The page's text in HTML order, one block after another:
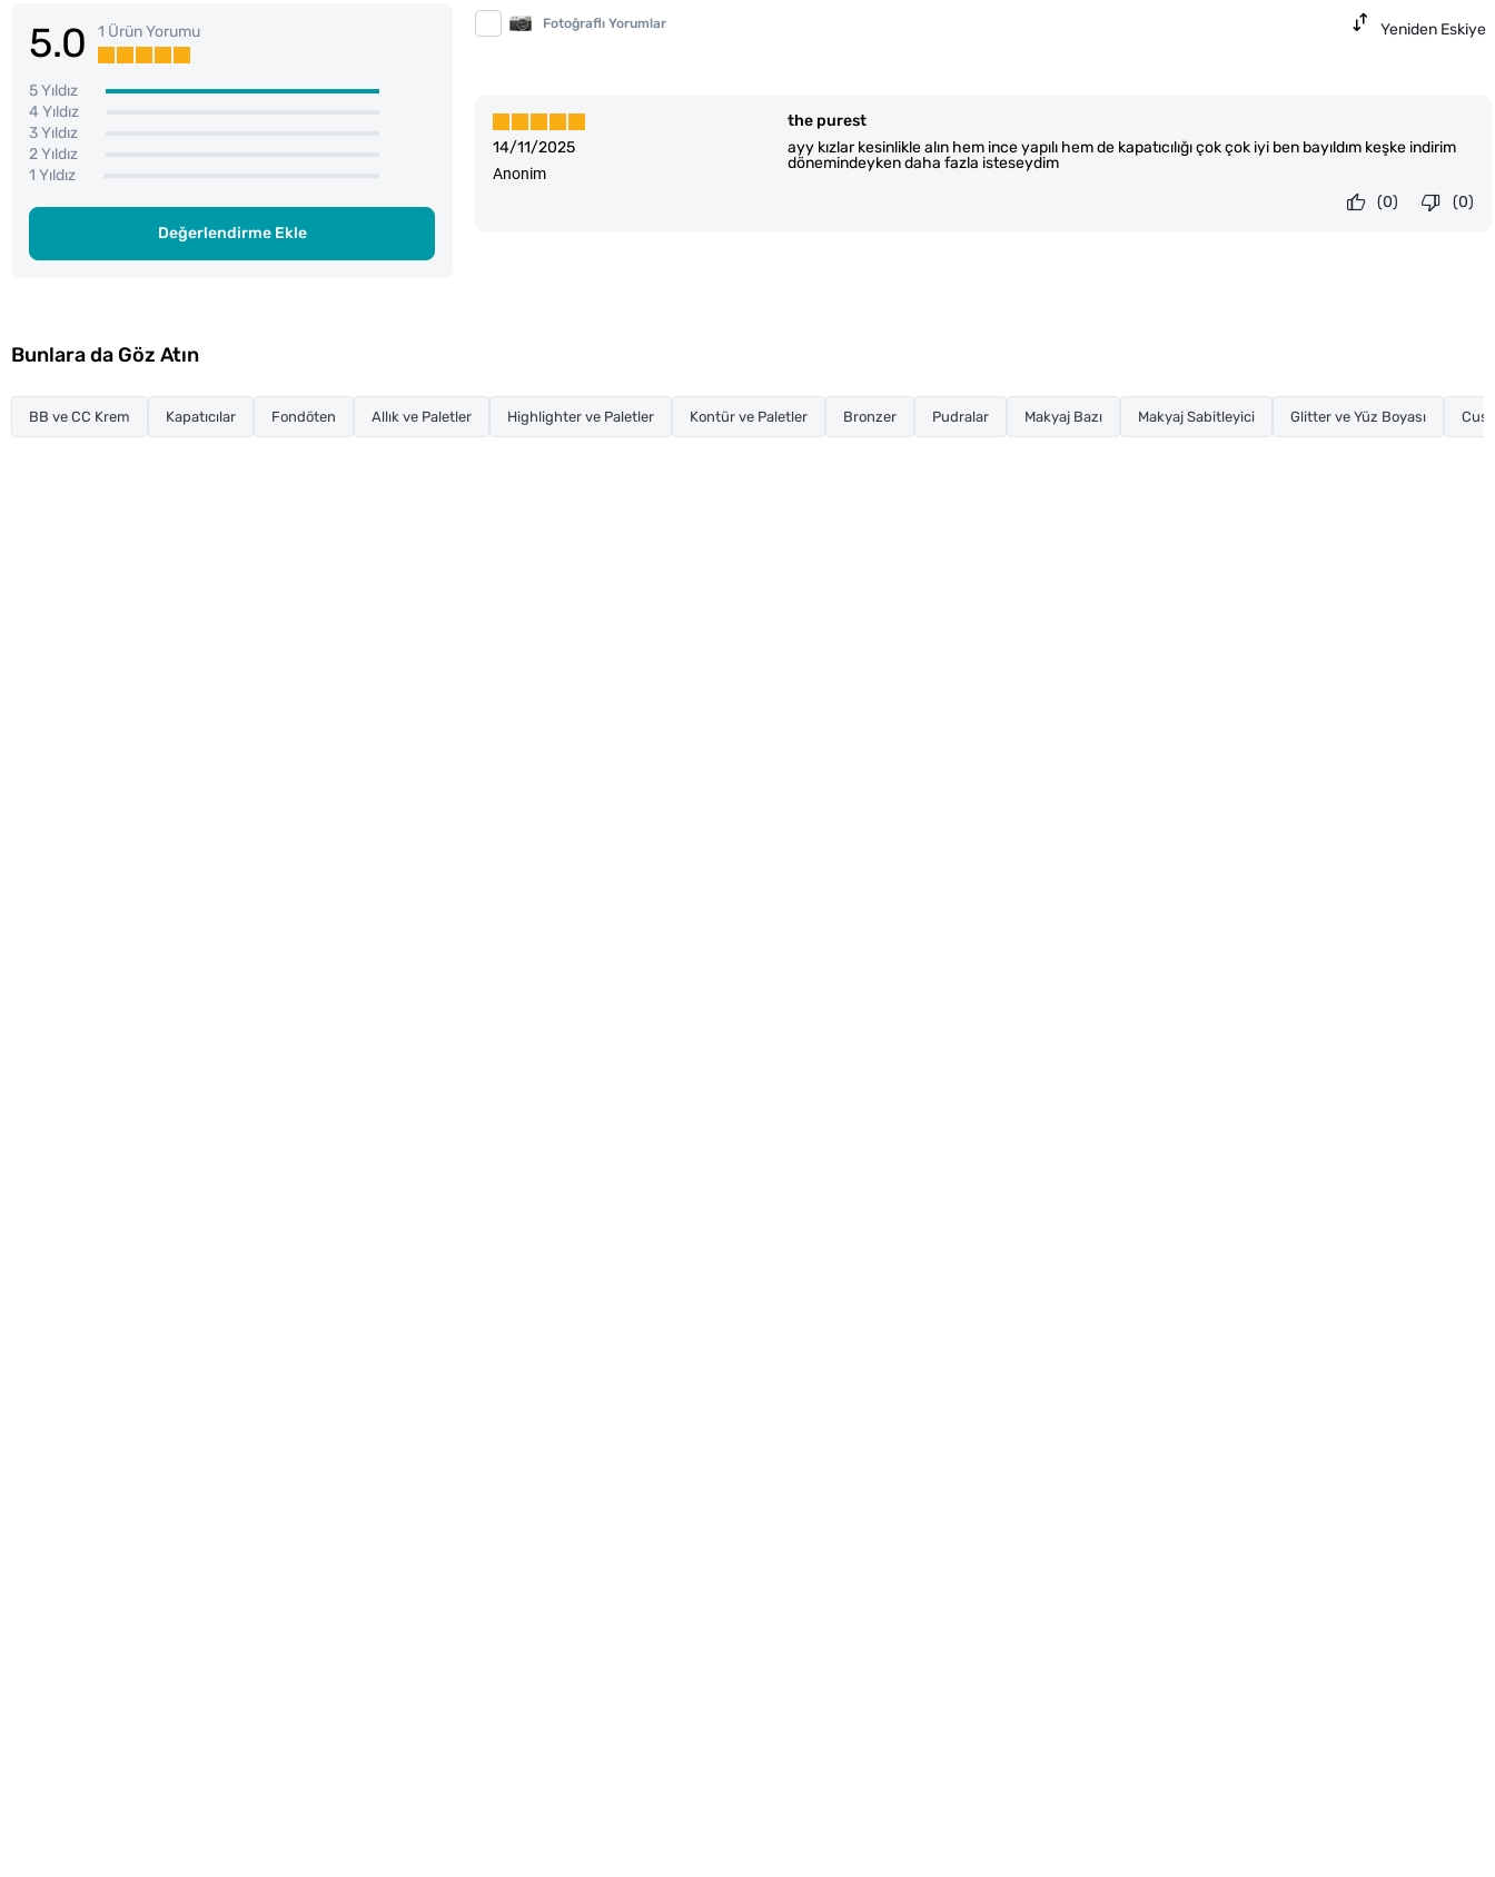
5.0 1 Ürün Yorumu
5 Yıldız
4 Yıldız
3 Yıldız
2 Yıldız
1 Yıldız
Değerlendirme Ekle
Fotoğraflı Yorumlar Yeniden Eskiye
14/11/2025
the purest
ayy kızlar kesinlikle alın hem ince yapılı hem de kapatıcılığı çok çok iyi ben bayıldım keşke indirim
dönemindeyken daha fazla isteseydim
Anonim
(0)
(0)
Bunlara da Göz Atın
BB ve CC Krem Kapatıcılar Fondöten Allık ve Paletler Highlighter ve Paletler Kontür ve Paletler Bronzer Pudralar Makyaj Bazı Makyaj Sabitleyici Glitter ve Yüz Boyası